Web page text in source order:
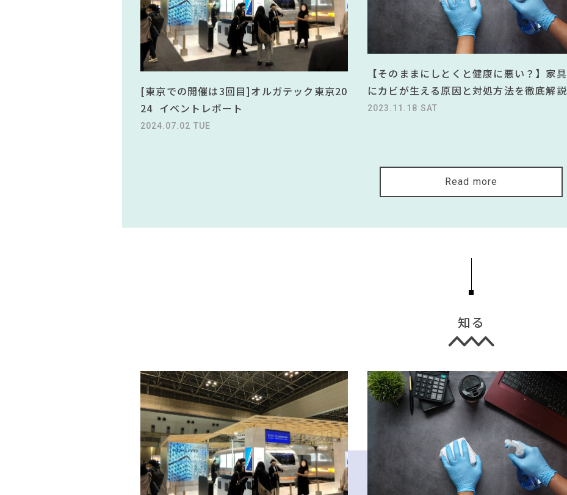
[東京での開催は3回目]オルガテック東京20
24 イベントレポート
2024.07.02 TUE
【そのままにしとくと健康に悪い？】家具
にカビが生える原因と対処方法を徹底解説
2023.11.18 SAT
Read more
知る